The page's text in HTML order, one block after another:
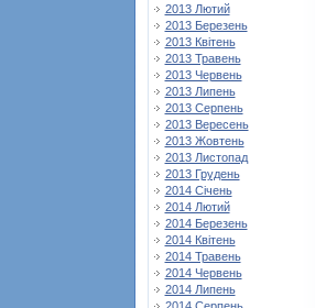
2013 Лютий
2013 Березень
2013 Квітень
2013 Травень
2013 Червень
2013 Липень
2013 Серпень
2013 Вересень
2013 Жовтень
2013 Листопад
2013 Грудень
2014 Січень
2014 Лютий
2014 Березень
2014 Квітень
2014 Травень
2014 Червень
2014 Липень